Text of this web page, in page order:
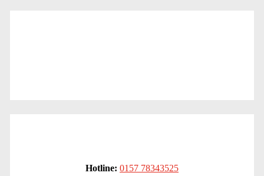
Hotline: 0157 78343525